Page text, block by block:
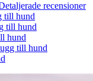
recensioner
till hund
till hund
hund
till hund